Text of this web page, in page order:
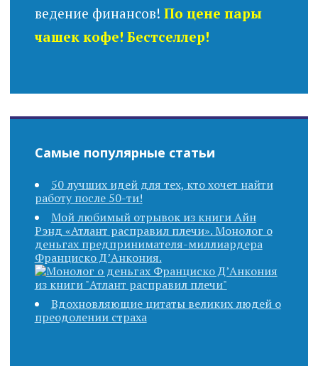
ведение финансов! По цене пары
чашек кофе! Бестселлер!
Самые популярные статьи
50 лучших идей для тех, кто хочет найти
работу после 50-ти!
Мой любимый отрывок из книги Айн
Рэнд «Атлант расправил плечи». Монолог о
деньгах предпринимателя-миллиардера
Франциско Д’Анкония.
Вдохновляющие цитаты великих людей о
преодолении страха